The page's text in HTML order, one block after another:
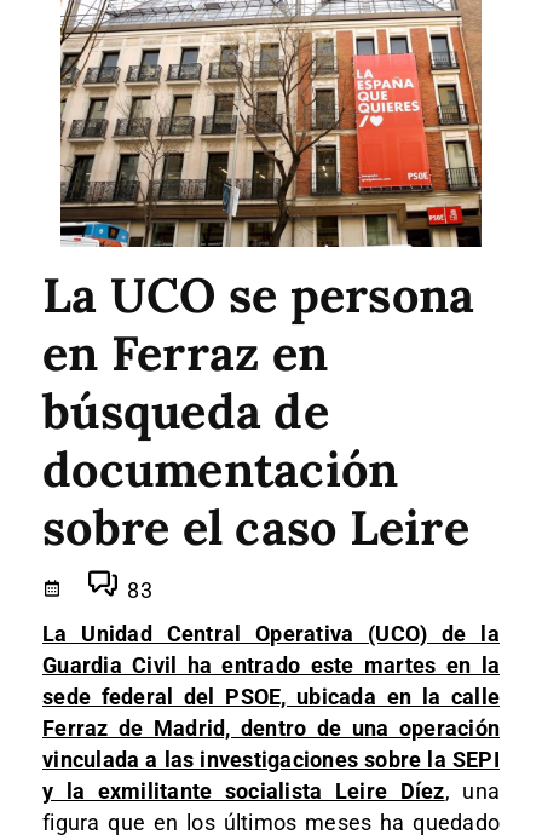
La UCO se persona
en Ferraz en
búsqueda de
documentación
sobre el caso Leire
83
La Unidad Central Operativa (UCO) de la
Guardia Civil ha entrado este martes en la
sede federal del PSOE, ubicada en la calle
Ferraz de Madrid, dentro de una operación
vinculada a las investigaciones sobre la SEPI
y la exmilitante socialista Leire Díez, una
figura que en los últimos meses ha quedado